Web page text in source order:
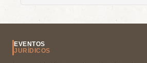
EVENTOS
JURÍDICOS